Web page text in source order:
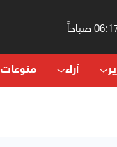
آراء منوعات